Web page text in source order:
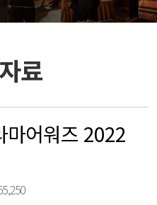
료
마어워즈 2022